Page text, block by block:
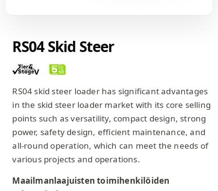
RS04 Skid Steer
RS04 skid steer loader has significant advantages
in the skid steer loader market with its core selling
points such as versatility, compact design, strong
power, safety design, efficient maintenance, and
all-round operation, which can meet the needs of
various projects and operations.
Maailmanlaajuisten toimihenkilöiden